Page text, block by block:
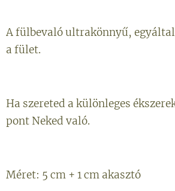
A fülbevaló ultrakönnyű,
a fület.
Ha szereted a különleges
pont Neked való.
Méret: 5 cm + 1 cm akasztó